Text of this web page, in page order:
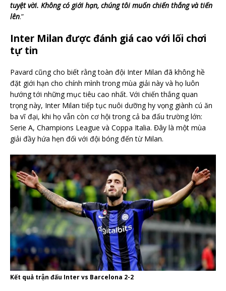
tuyệt vời. Không có giới hạn, chúng tôi muốn chiến thắng và tiến
lên.”
Inter Milan được đánh giá cao với lối chơi
tự tin
Pavard cũng cho biết rằng toàn đội Inter Milan đã không hề
đặt giới hạn cho chính mình trong mùa giải này và họ luôn
hướng tới những mục tiêu cao nhất. Với chiến thắng quan
trọng này, Inter Milan tiếp tục nuôi dưỡng hy vọng giành cú ăn
ba vĩ đại, khi họ vẫn còn cơ hội trong cả ba đấu trường lớn:
Serie A, Champions League và Coppa Italia. Đây là một mùa
giải đầy hứa hẹn đối với đội bóng đến từ Milan.
Kết quả trận đấu Inter vs Barcelona 2-2